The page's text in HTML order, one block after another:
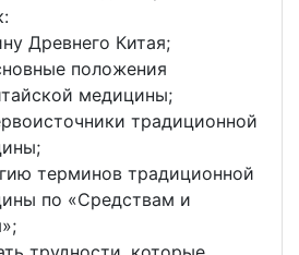
Древнего Китая;
положения
медицины;
традиционной
терминов традиционной
по «Средствам и